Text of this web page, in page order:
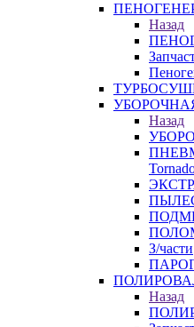
Назад
Назад
З/части
Назад